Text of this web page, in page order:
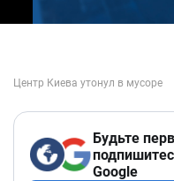
Будьте
Google